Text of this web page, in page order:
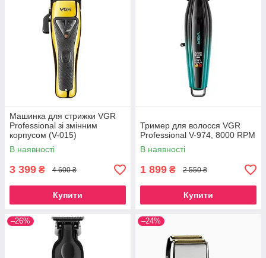
Машинка для стрижки VGR
Professional зі змінним
корпусом (V-015)
В наявності
3 399 ₴ 4 600 ₴
Купити
Тример для волосся VGR
Professional V-974, 8000 RPM
В наявності
1 899 ₴ 2 550 ₴
Купити
–26% –24%